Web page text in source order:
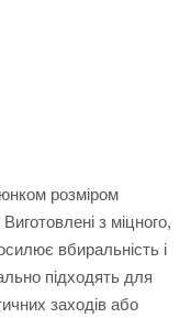
розміром
з міцного,
вбиральність і
підходять для
заходів або